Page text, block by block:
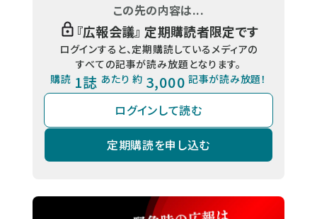
この先の内容は...
『広報会議』 定期購読者限定です
ログインすると、定期購読しているメディアの
すべての記事が読み放題となります。
購読 1誌 あたり 約 3,000 記事が読み放題！
ログインして読む
定期購読を申し込む